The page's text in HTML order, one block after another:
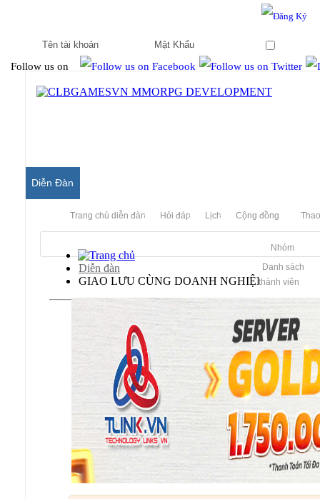
Follow us on
Diễn Đàn
Trang chủ diễn đàn Hỏi đáp Lịch Cộng đồng
Nhóm
Danh sách
thành viên
Diễn đàn
GIAO LƯU CÙNG DOANH NGHIỆP